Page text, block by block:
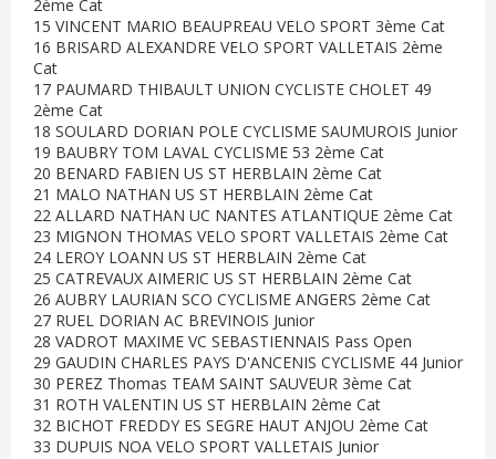
2ème Cat
15 VINCENT MARIO BEAUPREAU VELO SPORT 3ème Cat
16 BRISARD ALEXANDRE VELO SPORT VALLETAIS 2ème
Cat
17 PAUMARD THIBAULT UNION CYCLISTE CHOLET 49
2ème Cat
18 SOULARD DORIAN POLE CYCLISME SAUMUROIS Junior
19 BAUBRY TOM LAVAL CYCLISME 53 2ème Cat
20 BENARD FABIEN US ST HERBLAIN 2ème Cat
21 MALO NATHAN US ST HERBLAIN 2ème Cat
22 ALLARD NATHAN UC NANTES ATLANTIQUE 2ème Cat
23 MIGNON THOMAS VELO SPORT VALLETAIS 2ème Cat
24 LEROY LOANN US ST HERBLAIN 2ème Cat
25 CATREVAUX AIMERIC US ST HERBLAIN 2ème Cat
26 AUBRY LAURIAN SCO CYCLISME ANGERS 2ème Cat
27 RUEL DORIAN AC BREVINOIS Junior
28 VADROT MAXIME VC SEBASTIENNAIS Pass Open
29 GAUDIN CHARLES PAYS D'ANCENIS CYCLISME 44 Junior
30 PEREZ Thomas TEAM SAINT SAUVEUR 3ème Cat
31 ROTH VALENTIN US ST HERBLAIN 2ème Cat
32 BICHOT FREDDY ES SEGRE HAUT ANJOU 2ème Cat
33 DUPUIS NOA VELO SPORT VALLETAIS Junior